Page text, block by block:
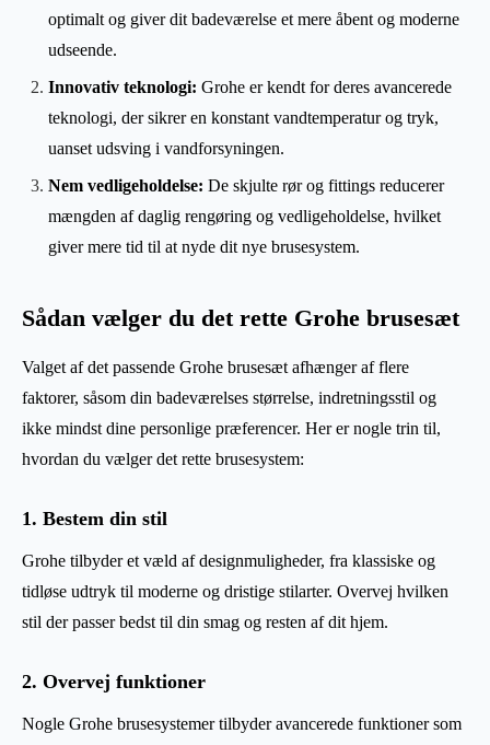
optimalt og giver dit badeværelse et mere åbent og moderne
udseende.
Innovativ teknologi: Grohe er kendt for deres avancerede
teknologi, der sikrer en konstant vandtemperatur og tryk,
uanset udsving i vandforsyningen.
Nem vedligeholdelse: De skjulte rør og fittings reducerer
mængden af daglig rengøring og vedligeholdelse, hvilket
giver mere tid til at nyde dit nye brusesystem.
Sådan vælger du det rette Grohe brusesæt
Valget af det passende Grohe brusesæt afhænger af flere
faktorer, såsom din badeværelses størrelse, indretningsstil og
ikke mindst dine personlige præferencer. Her er nogle trin til,
hvordan du vælger det rette brusesystem:
1. Bestem din stil
Grohe tilbyder et væld af designmuligheder, fra klassiske og
tidløse udtryk til moderne og dristige stilarter. Overvej hvilken
stil der passer bedst til din smag og resten af dit hjem.
2. Overvej funktioner
Nogle Grohe brusesystemer tilbyder avancerede funktioner som